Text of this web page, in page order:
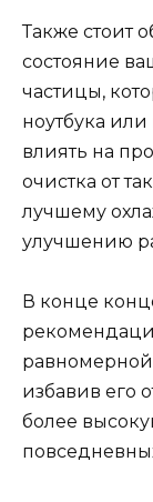
Также стоит
состояние
частицы,
ноутбука
влиять на
очистка от
лучшему
улучшению
В конце
избавив его
более